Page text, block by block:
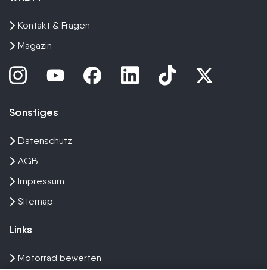
Kontakt & Fragen
Magazin
Sonstiges
Datenschutz
AGB
Impressum
Sitemap
Links
Motorrad bewerten